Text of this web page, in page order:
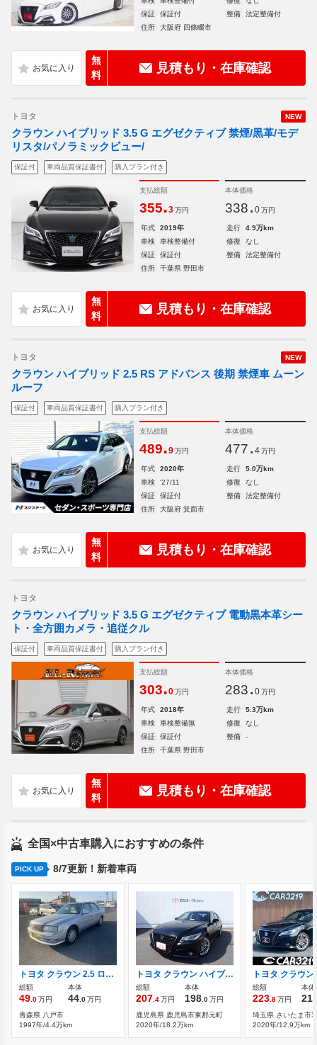
保証
保証付 整備
法定整備付
住所
大阪府 四條畷市
無
料
見積もり・在庫確認
NEW
トヨタ
クラウン ハイブリッド 3.5 G エグゼクティブ 禁煙/黒革/モデ
リスタ/パノラミックビュー/
保証付 車両品質保証書付 購入プラン付き
支払総額
355.3 万円
本体価格
338. 0 万円
年式 2019年 走行
4.9万km
車検
車検整備付 修復
なし
保証
保証付 整備
法定整備付
住所
千葉県 野田市
無
料
見積もり・在庫確認
NEW
トヨタ
クラウン ハイブリッド 2.5 RS アドバンス 後期 禁煙車 ムーン
ルーフ
保証付 車両品質保証書付 購入プラン付き
支払総額
489.9 万円
本体価格
477. 4 万円
年式 2020年 走行
5.0万km
車検
'27/11 修復
なし
保証
保証付 整備
法定整備付
住所
大阪府 箕面市
無
料
見積もり・在庫確認
トヨタ
クラウン ハイブリッド 3.5 G エグゼクティブ 電動黒本革シー
ト・全方囲カメラ・追従クル
保証付 車両品質保証書付 購入プラン付き
支払総額
303.0 万円
本体価格
283. 0 万円
年式 2018年 走行
5.3万km
車検
車検整備無 修復
なし
保証
保証付 整備
-
住所
千葉県 野田市
無
料
見積もり・在庫確認
全国×中古車購入におすすめの条件
PICK UP 8/7更新！新着車両
トヨタ クラウン 2.5 ロイヤルサルーン 純正アルミパワーシートAM FM CD
総額
49 .0万円
本体
44 .0万円
青森県 八戸市
1997年/4.4万km
トヨタ クラウン ハイブリッド 2.5 S エレガンス スタイルII ナビ ETC ドラレコ 全周囲カメラ
総額
207 .4万円
本体
198 .0万円
鹿児島県 鹿児島市東郡元町
2020年/18.2万km
総額
223 .8万円
本体
埼玉県 さいたま市
2020年/12.9万km